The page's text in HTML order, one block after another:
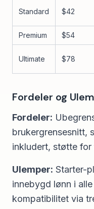
Standard $42
Premium $54
Ultimate $78
Fordeler og
Fordeler:
brukergrensesnitt,
inkludert, støtte for
Ulemper: Starter-
innebygd lønn i
kompatibilitet via